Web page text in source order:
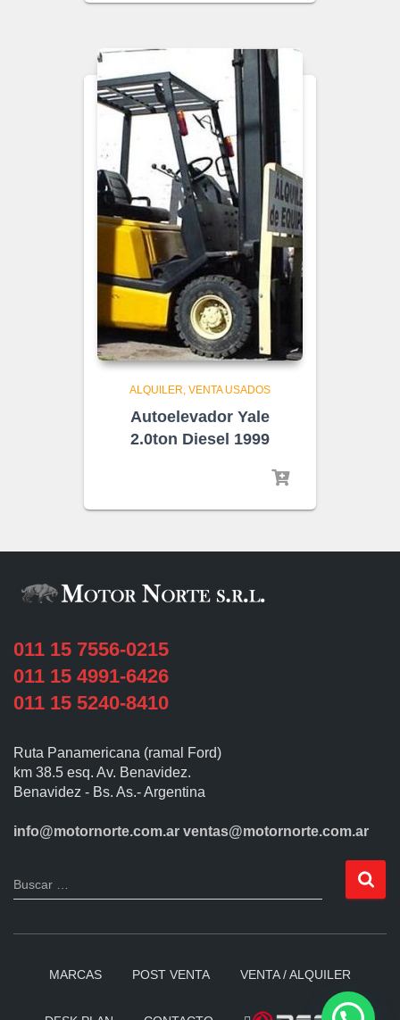
ALQUILER VENTA USADOS
Autoelevador Yale
2.0ton Diesel 1999
011 15 7556-0215
011 15 4991-6426
011 15 5240-8410
Ruta Panamericana (ramal Ford)
km 38.5 esq. Av. Benavidez.
Benavidez - Bs. As.- Argentina
info@motornorte.com.ar ventas@motornorte.com.ar
Buscar …
MARCAS POST VENTA VENTA / ALQUILER